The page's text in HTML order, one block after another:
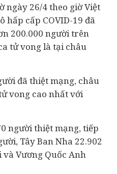
ngày 26/4 theo giờ Việt
hấp cấp COVID-19 đã
200.000 người trên
tử vonglà tạichâu
đã thiệt mạng, châu
vong cao nhất với
người thiệt mạng, tiếp
Tây Ban Nha 22.902
Vương Quốc Anh